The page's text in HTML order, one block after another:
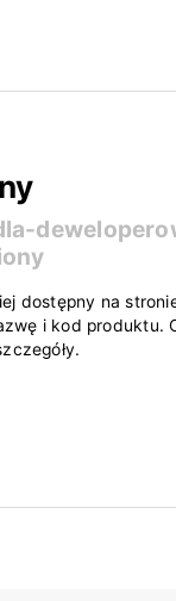
dostępny na
i kod produktu.